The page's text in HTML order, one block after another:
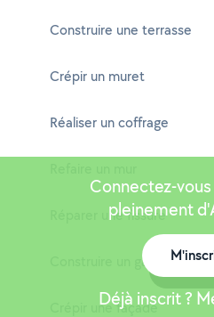
Construire une terrasse
Crépir un muret
Réaliser un coffrage
Réparer une fissure
Construire un garage
Crépir une façade
Connectez-
pleinement
Déjà inscrit ?